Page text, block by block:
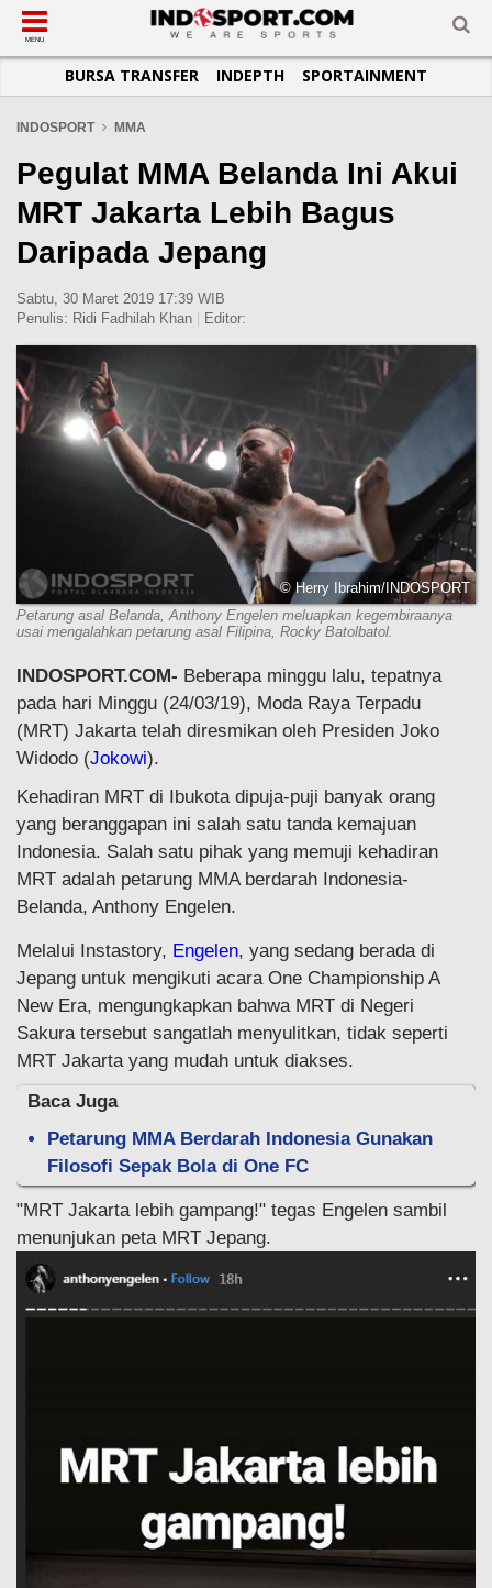
SUB-MENU
SEPAKBOLA
LIGA INGGRIS
LIGA ITALIA
LIGA SPANYOL
LIGA CHAMPIONS
LIGA PRANCIS
LIGA EUROPA
SUB-MENU
SPORTAINMENT
SUB-MENU
OTOMOTIF
OTOMANIA
SUB-MENU
BASKET
FUTSAL
OLIMPIK
E-SPORT
SUB-MENU
JADWAL
SUB-MENU
TOPIK HARI INI
INFOGRAFIS
GALERI FOTO
TEMPAT OLAHRAGA
PASUKAN SEHAT
MENU
BURSA TRANSFER INDEPTH SPORTAINMENT
INDOSPORT MMA
Pegulat MMA Belanda Ini Akui
MRT Jakarta Lebih Bagus
Daripada Jepang
Sabtu, 30 Maret 2019 17:39 WIB
Penulis: Ridi Fadhilah Khan Editor:
© Herry Ibrahim/INDOSPORT
Petarung asal Belanda, Anthony Engelen meluapkan kegembiraanya
usai mengalahkan petarung asal Filipina, Rocky Batolbatol.
INDOSPORT.COM- Beberapa minggu lalu, tepatnya
pada hari Minggu (24/03/19), Moda Raya Terpadu
(MRT) Jakarta telah diresmikan oleh Presiden Joko
Widodo (Jokowi).
Kehadiran MRT di Ibukota dipuja-puji banyak orang
yang beranggapan ini salah satu tanda kemajuan
Indonesia. Salah satu pihak yang memuji kehadiran
MRT adalah petarung MMA berdarah Indonesia-
Belanda, Anthony Engelen.
Melalui Instastory, Engelen, yang sedang berada di
Jepang untuk mengikuti acara One Championship A
New Era, mengungkapkan bahwa MRT di Negeri
Sakura tersebut sangatlah menyulitkan, tidak seperti
MRT Jakarta yang mudah untuk diakses.
Baca Juga
Petarung MMA Berdarah Indonesia Gunakan
Filosofi Sepak Bola di One FC
"MRT Jakarta lebih gampang!" tegas Engelen sambil
menunjukan peta MRT Jepang.